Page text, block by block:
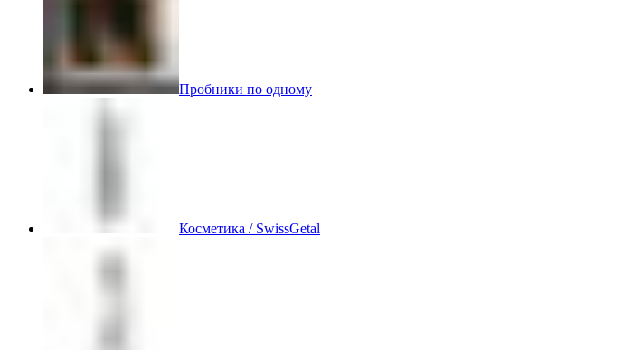
Пробники по одному
Косметика / SwissGetal